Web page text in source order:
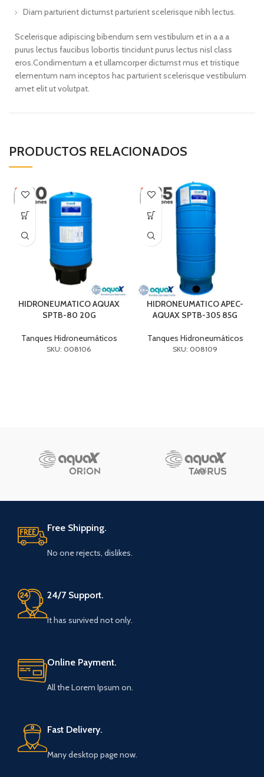
Diam parturient dictumst parturient scelerisque nibh lectus.
Scelerisque adipiscing bibendum sem vestibulum et in a a a
purus lectus faucibus lobortis tincidunt purus lectus nisl class
eros.Condimentum a et ullamcorper dictumst mus et tristique
elementum nam inceptos hac parturient scelerisque vestibulum
amet elit ut volutpat.
PRODUCTOS RELACIONADOS
HIDRONEUMATICO AQUAX
SPTB-80 20G
Tanques Hidroneumáticos
SKU: 008106
HIDRONEUMATICO APEC-
AQUAX SPTB-305 85G
Tanques Hidroneumáticos
SKU: 008109
Free Shipping.
No one rejects, dislikes.
24/7 Support.
It has survived not only.
Online Payment.
All the Lorem Ipsum on.
Fast Delivery.
Many desktop page now.